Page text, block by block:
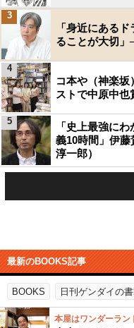
「身近にある
ることが大切
3
コ本や（神楽坂
ストで中原中也
4
「史上最強に
義10時間」伊藤
淳一郎）
5
最新のBOOKS記事
BOOKS 日刊ゲンダイの
本屋はワンダーラン